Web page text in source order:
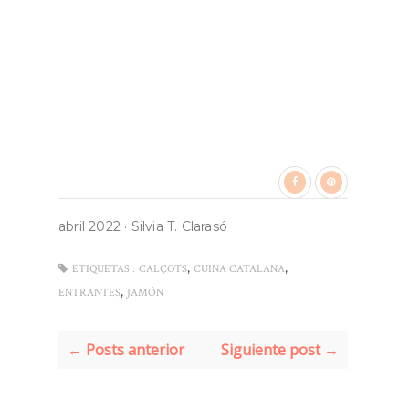
abril 2022 · Silvia T. Clarasó
ETIQUETAS : CALÇOTS, CUINA CATALANA,
ENTRANTES, JAMÓN
← Posts anterior Siguiente post →